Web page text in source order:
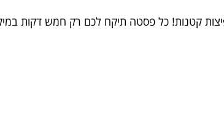
קטנות! כל פסטה תיקח לכם רק חמש דקות